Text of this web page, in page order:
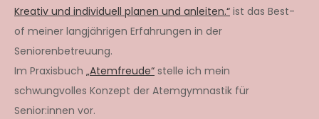
Kreativ und individuell planen und anleiten.“ ist das Best-
of meiner langjährigen Erfahrungen in der
Seniorenbetreuung.
Im Praxisbuch „Atemfreude“ stelle ich mein
schwungvolles Konzept der Atemgymnastik für
Senior:innen vor.